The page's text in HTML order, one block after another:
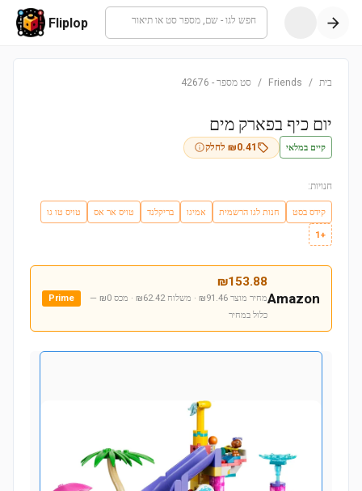
חפש לגו - שם, מספר סט או תיאור Fliplop
בית /
Friends
/ סט מספר -
42676
יום כיף בפארק מים
קיים במלאי ₪0.41 לחלק
חנויות:
קידס בסט חנות לגו הרשמית אמיגו בריקלנד טויס אר אס
טויס טו גו
+1
Amazon
₪153.88
מחיר מוצר ₪91.46 · משלוח ₪62.42 · מכס ₪0
—
כלול במחיר
Prime